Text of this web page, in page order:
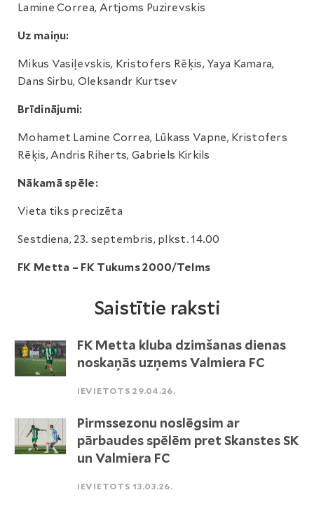
Lamine Correa, Artjoms Puzirevskis
Uz maiņu:
Mikus Vasiļevskis, Kristofers Rēķis, Yaya Kamara,
Dans Sirbu, Oleksandr Kurtsev
Brīdinājumi:
Mohamet Lamine Correa, Lūkass Vapne, Kristofers
Rēķis, Andris Riherts, Gabriels Kirkils
Nākamā spēle:
Vieta tiks precizēta
Sestdiena, 23. septembris, plkst. 14.00
FK Metta – FK Tukums 2000/Telms
Saistītie raksti
FK Metta kluba dzimšanas dienas
noskaņās uzņems Valmiera FC
IEVIETOTS 29.04.26.
Pirmssezonu noslēgsim ar
pārbaudes spēlēm pret Skanstes SK
un Valmiera FC
IEVIETOTS 13.03.26.